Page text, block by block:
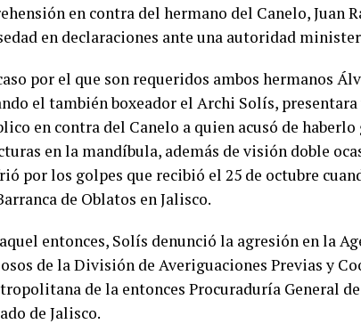
en contra del hermano del Canelo, Juan
en declaraciones ante una autoridad
por el que son requeridos ambos hermanos
el también boxeador el Archi Solís,
en contra del Canelo a quien acusó de
en la mandíbula, además de visión doble
por los golpes que recibió el 25 de octubre
de Oblatos en Jalisco.
entonces, Solís denunció la agresión en la
de la División de Averiguaciones Previas y
de la entonces Procuraduría General
de Jalisco.